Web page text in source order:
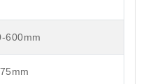
600mm